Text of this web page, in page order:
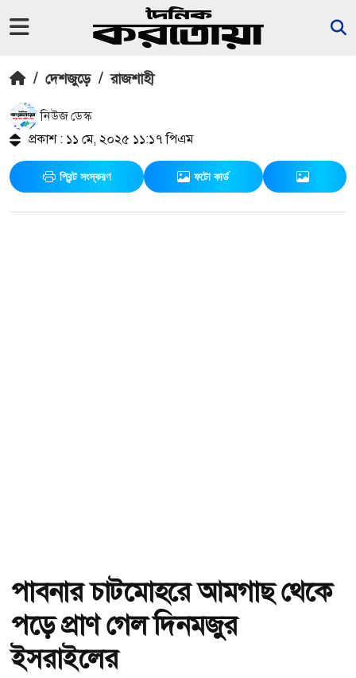
/ দেশজুড়ে / রাজশাহী
নিউজ ডেস্ক
প্রকাশ : ১১ মে, ২০২৫ ১১:১৭ পিএম
প্রিন্ট সংস্করণ ফটো কার্ড
পাবনার চাটমোহরে আমগাছ থেকে
পড়ে প্রাণ গেল দিনমজুর
ইসরাইলের